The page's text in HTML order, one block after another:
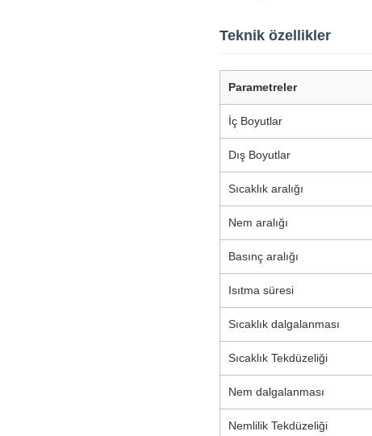
Teknik özellikler
Parametreler
İç Boyutlar
Dış Boyutlar
Sıcaklık aralığı
Nem aralığı
Basınç aralığı
Isıtma süresi
Sıcaklık dalgalanması
Sıcaklık Tekdüzeliği
Nem dalgalanması
Nemlilik Tekdüzeliği